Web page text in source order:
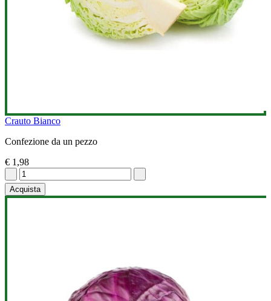
Crauto Bianco
Confezione da un pezzo
€ 1,98
Acquista